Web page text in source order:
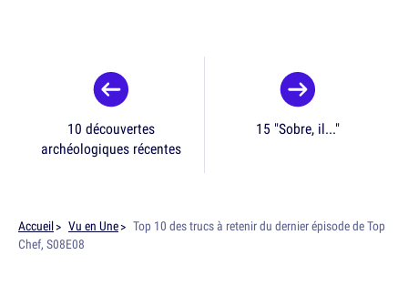
10 découvertes
archéologiques récentes
15 "Sobre, il..."
Accueil Vu en Une
Top 10 des trucs à retenir du dernier épisode de Top
Chef, S08E08